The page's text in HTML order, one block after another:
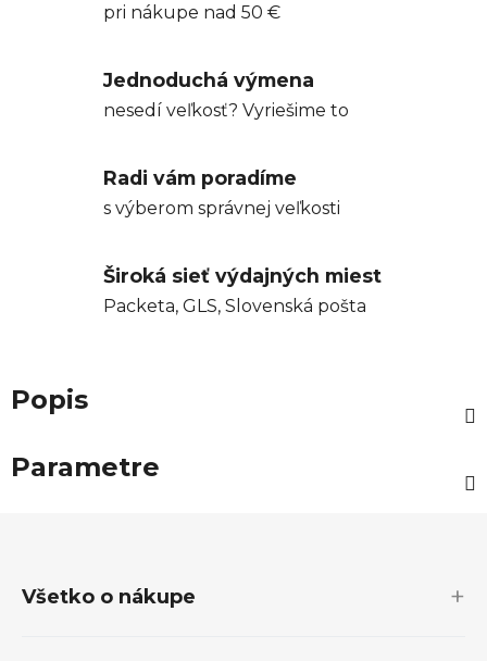
pri nákupe nad 50 €
Jednoduchá výmena
nesedí veľkosť? Vyriešime to
Radi vám poradíme
s výberom správnej veľkosti
Široká sieť výdajných miest
Packeta, GLS, Slovenská pošta
Popis
Parametre
Všetko o nákupe